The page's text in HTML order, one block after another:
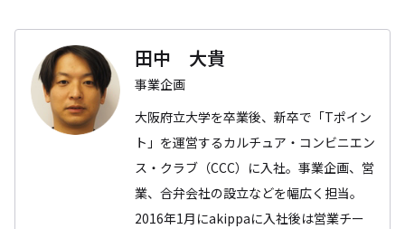
田中 大貴
事業企画
大阪府立大学を卒業後、新卒で「Tポイン
ト」を運営するカルチュア・コンビニエン
ス・クラブ（CCC）に入社。事業企画、営
業、合弁会社の設立などを幅広く担当。
2016年1月にakippaに入社後は営業チー